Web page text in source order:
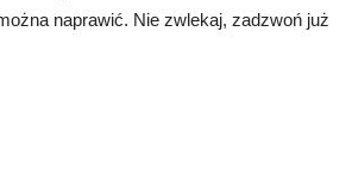
naprawić. Nie zwlekaj, zadzwoń już